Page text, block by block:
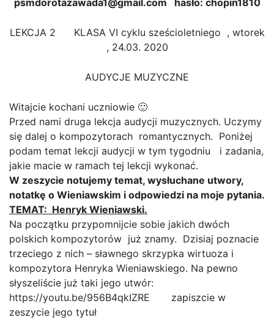
psmdorotazawada1@gmail.com hasło: chopin1810
LEKCJA 2 KLASA VI cyklu sześcioletniego , wtorek
, 24.03. 2020
AUDYCJE MUZYCZNE
Witajcie kochani uczniowie 🙂
Przed nami druga lekcja audycji muzycznych. Uczymy
się dalej o kompozytorach romantycznych. Poniżej
podam temat lekcji audycji w tym tygodniu i zadania,
jakie macie w ramach tej lekcji wykonać.
W zeszycie notujemy temat, wysłuchane utwory,
notatkę o Wieniawskim i odpowiedzi na moje pytania.
TEMAT: Henryk Wieniawski.
Na początku przypomnijcie sobie jakich dwóch
polskich kompozytorów już znamy. Dzisiaj poznacie
trzeciego z nich – sławnego skrzypka wirtuoza i
kompozytora Henryka Wieniawskiego. Na pewno
słyszeliście już taki jego utwór:
https://youtu.be/956B4qkIZRE zapiszcie w
zeszycie jego tytuł